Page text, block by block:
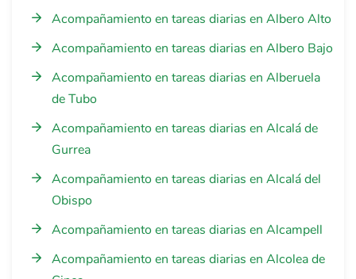
Acompañamiento en tareas diarias en Albero Alto
Acompañamiento en tareas diarias en Albero Bajo
Acompañamiento en tareas diarias en Alberuela
de Tubo
Acompañamiento en tareas diarias en Alcalá de
Gurrea
Acompañamiento en tareas diarias en Alcalá del
Obispo
Acompañamiento en tareas diarias en Alcampell
Acompañamiento en tareas diarias en Alcolea de